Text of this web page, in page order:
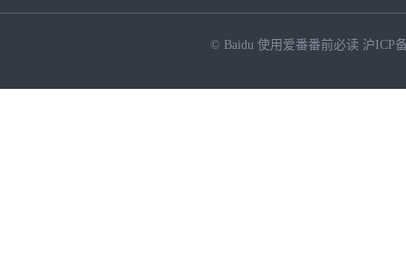
© Baidu 使用爱番番前必读 沪ICP